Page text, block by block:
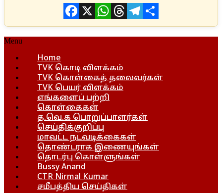
Facebook
X WhatsApp
ThreadsTelegram
Share
Menu
Home
TVK கொடி விளக்கம்
TVK கொள்கைத் தலைவர்கள்
TVK பெயர் விளக்கம்
எங்களைப் பற்றி
கொள்கைகள்
த.வெ.க பொறுப்பாளர்கள்
செய்திக்குறிப்பு
மாவட்ட நடவடிக்கைகள்
தொண்டராக இணையுங்கள்
தொடர்பு கொள்ளுங்கள்
Bussy Anand
CTR Nirmal Kumar
சமீபத்திய செய்திகள்